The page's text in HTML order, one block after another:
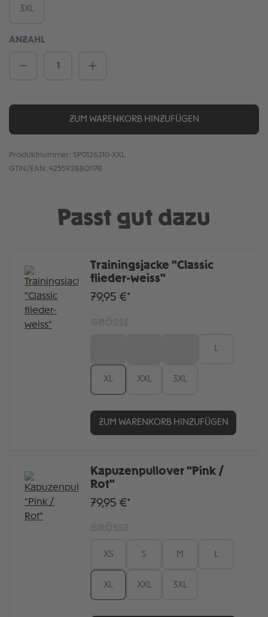
3XL
ANZAHL
Produkt Anzahl: Gib den gewünschten
ZUM WARENKORB HINZUFÜGEN
Produktnummer: SP0126210-XXL
GTIN/EAN: 4255928801178
Passt gut dazu
Trainingsjacke "Classic
flieder-weiss"
79,95 €*
L
XL XXL 3XL
ZUM WARENKORB HINZUFÜGEN
Kapuzenpullover "Pink /
Rot"
79,95 €*
XS S M
XL XXL 3XL